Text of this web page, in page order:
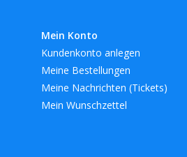
Mein Konto
Kundenkonto anlegen
Meine Bestellungen
Meine Nachrichten (Tickets)
Mein Wunschzettel